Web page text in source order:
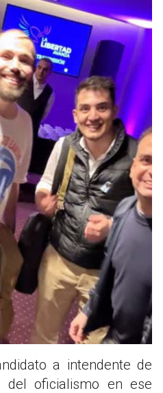
a intendente de
del oficialismo en ese